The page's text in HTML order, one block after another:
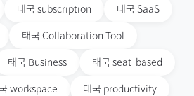
태국 subscription 태국 SaaS
태국 Collaboration Tool
태국 Business 태국 seat-based
workspace 태국 productivity